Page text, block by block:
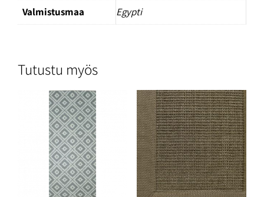
Valmistusmaa
Egypti
Tutustu myös